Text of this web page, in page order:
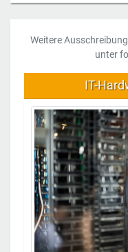
Weitere
unter
IT-